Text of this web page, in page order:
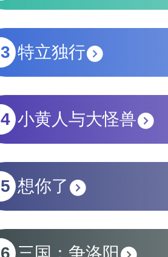
特立独行
小黄人与大怪兽
想你了
三国：争洛阳